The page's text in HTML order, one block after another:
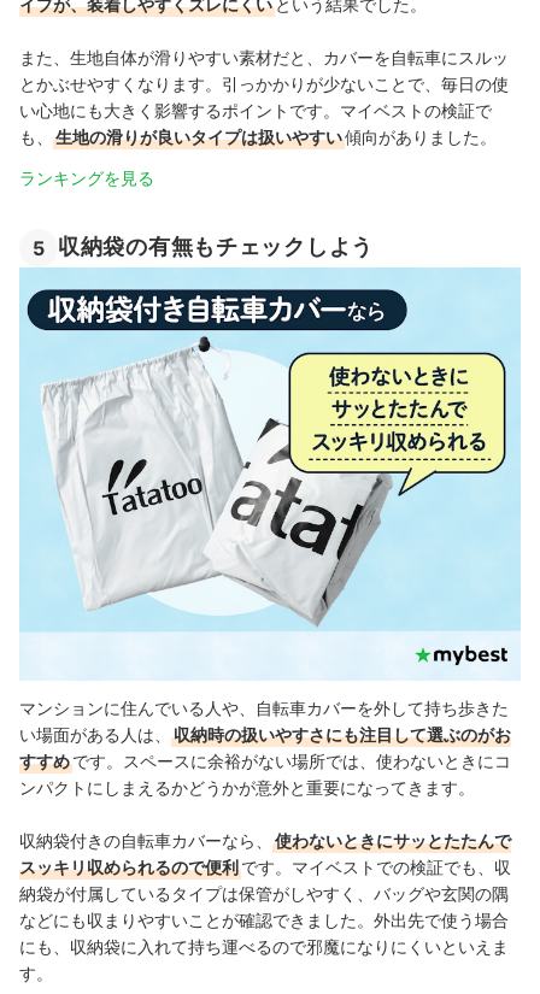
イプが、装着しやすくズレにくい という結果でした。
また、生地自体が滑りやすい素材だと、カバーを自転車にスルッ
とかぶせやすくなります。引っかかりが少ないことで、毎日の使
い心地にも大きく影響するポイントです。マイベストの検証で
も、
生地の滑りが良いタイプは扱いやすい傾向がありました。
ランキングを見る
5 収納袋の有無もチェックしよう
マンションに住んでいる人や、自転車カバーを外して持ち歩きた
い場面がある人は、
収納時の扱いやすさにも注目して選ぶのがお
すすめです。スペースに余裕がない場所では、使わないときにコ
ンパクトにしまえるかどうかが意外と重要になってきます。
収納袋付きの自転車カバーなら、
使わないときにサッとたたんで
スッキリ収められるので便利です。マイベストでの検証でも、収
納袋が付属しているタイプは保管がしやすく、バッグや玄関の隅
などにも収まりやすいことが確認できました。外出先で使う場合
にも、収納袋に入れて持ち運べるので邪魔になりにくいといえま
す。